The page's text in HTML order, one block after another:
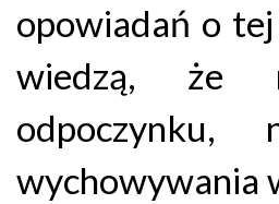
opowiadań o
wiedzą, że
wychowywania